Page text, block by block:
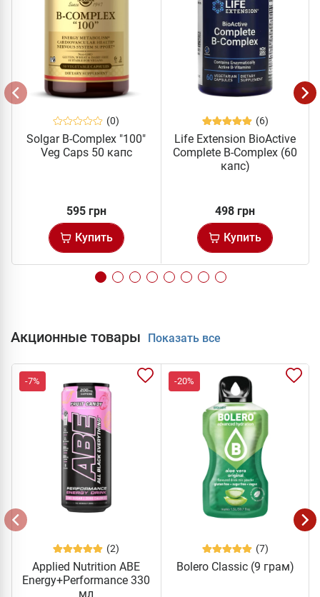
(0)
Solgar B-Complex "100"
Veg Caps 50 капс
595 грн
Купить
(6)
Life Extension BioActive
Complete B-Complex (60
капс)
498 грн
Купить
Акционные товары Показать все
-7%
(2)
Applied Nutrition ABE
Energy+Performance 330
мл
-20%
(7)
Bolero Classic (9 грам)